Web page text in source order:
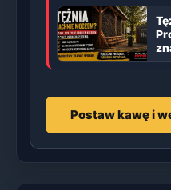
Postaw kawę i